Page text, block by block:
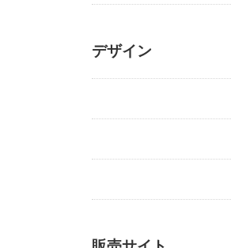
デザイン